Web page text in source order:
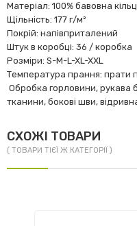
Матеріал: 100% бавовна
Щільність: 177 г/м²
Покрій: напівприталений
Штук в коробці: 36 / коробка
Розміри: S-M-L-XL-XXL
Температура прання: прати
Обробка горловини, рукава
тканини, бокові шви,
СХОЖІ ТОВАРИ
( ТОВАРИ ТІЄЇ Ж КАТЕГОРІЇ )